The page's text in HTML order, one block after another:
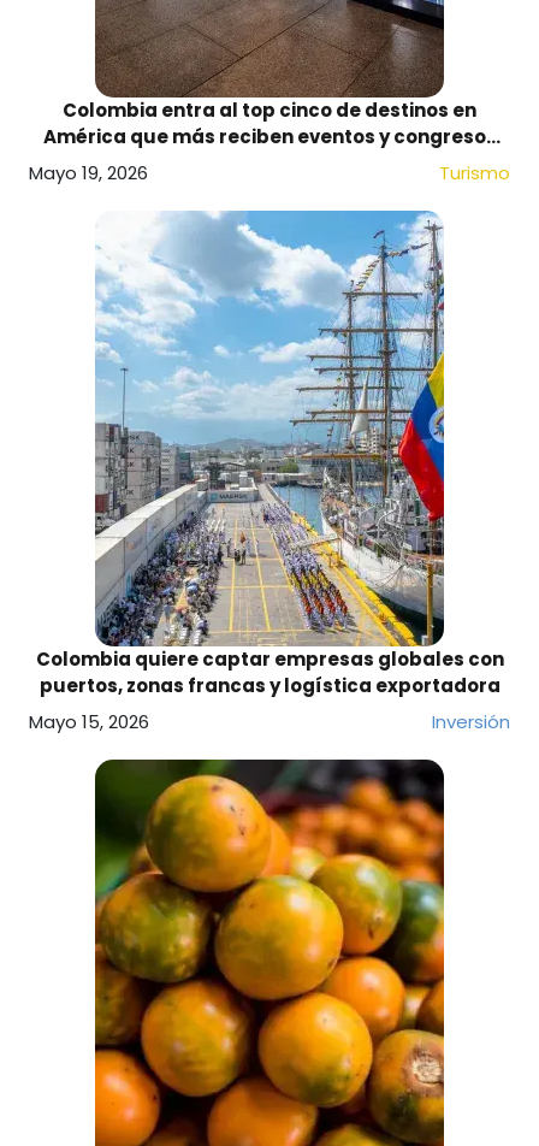
Colombia entra al top cinco de destinos en
América que más reciben eventos y congresos
Mayo 19, 2026 Turismo
Colombia quiere captar empresas globales con
puertos, zonas francas y logística exportadora
Mayo 15, 2026
Inversión